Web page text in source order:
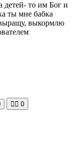
детей- то им Бог и
ты мне бабка
выращу, выкормлю
🧘‍♀️ 0